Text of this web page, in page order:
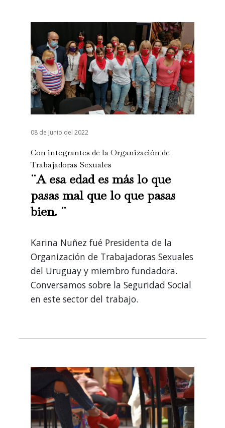
08 de Junio del 2022
Con integrantes de la Organización de
Trabajadoras Sexuales
¨A esa edad es más lo que
pasas mal que lo que pasas
bien. ¨
Karina Nuñez fué Presidenta de la
Organización de Trabajadoras Sexuales
del Uruguay y miembro fundadora.
Conversamos sobre la Seguridad Social
en este sector del trabajo.